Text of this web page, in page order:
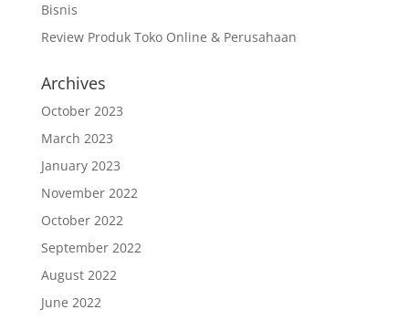
Bisnis
Review Produk Toko Online & Perusahaan
Archives
October 2023
March 2023
January 2023
November 2022
October 2022
September 2022
August 2022
June 2022